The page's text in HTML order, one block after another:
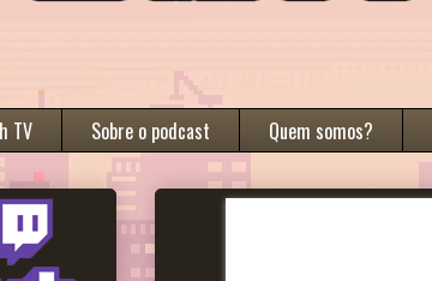
TV Sobre o podcast Quem somos?